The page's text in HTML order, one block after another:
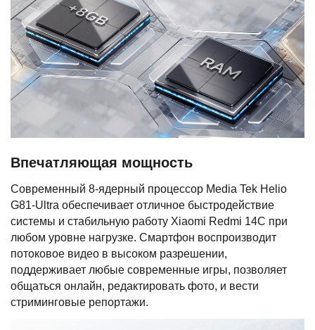
Впечатляющая мощность
Современный 8-ядерный процессор Media Tek Helio
G81-Ultra обеспечивает отличное быстродействие
системы и стабильную работу Xiaomi Redmi 14C при
любом уровне нагрузке. Смартфон воспроизводит
потоковое видео в высоком разрешении,
поддерживает любые современные игры, позволяет
общаться онлайн, редактировать фото, и вести
стриминговые репортажи.